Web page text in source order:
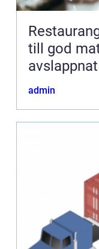
Restaurang
till god
admin